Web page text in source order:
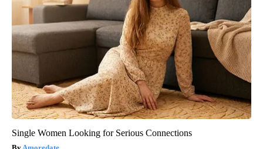
Single Women Looking for Serious Connections